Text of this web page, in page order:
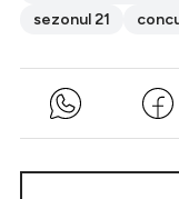
sezonul 21